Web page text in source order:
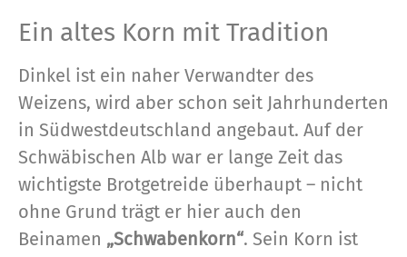
Ein altes Korn mit Tradition
Dinkel ist ein naher Verwandter des
Weizens, wird aber schon seit Jahrhunderten
in Südwestdeutschland angebaut. Auf der
Schwäbischen Alb war er lange Zeit das
wichtigste Brotgetreide überhaupt – nicht
ohne Grund trägt er hier auch den
Beinamen „Schwabenkorn“. Sein Korn ist